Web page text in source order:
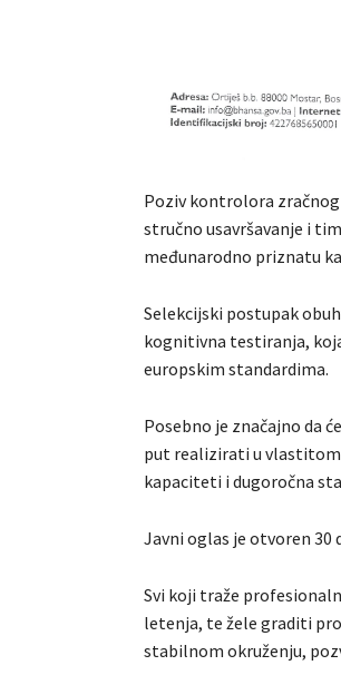
Poziv kontrolora
stručno usavršavanje i
međunarodno priznatu
Selekcijski postupak
kognitivna testiranja, koja
europskim standardima.
Posebno je značajno da
put realizirati u vlastitom
kapaciteti i dugoročna
Javni oglas je otvoren 30
Svi koji traže
letenja, te žele graditi
stabilnom okruženju,